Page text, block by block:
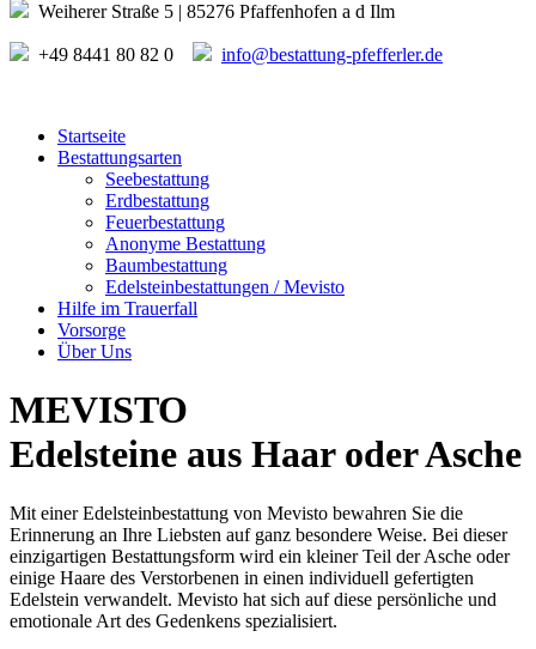
Weiherer Straße 5 | 85276 Pfaffenhofen a d Ilm
+49 8441 80 82 0 info@bestattung-pfefferler.de
Startseite
Bestattungsarten
Seebestattung
Erdbestattung
Feuerbestattung
Anonyme Bestattung
Baumbestattung
Edelsteinbestattungen / Mevisto
Hilfe im Trauerfall
Vorsorge
Über Uns
MEVISTO
Edelsteine aus Haar oder Asche
Mit einer Edelsteinbestattung von Mevisto bewahren Sie die
Erinnerung an Ihre Liebsten auf ganz besondere Weise. Bei dieser
einzigartigen Bestattungsform wird ein kleiner Teil der Asche oder
einige Haare des Verstorbenen in einen individuell gefertigten
Edelstein verwandelt. Mevisto hat sich auf diese persönliche und
emotionale Art des Gedenkens spezialisiert.